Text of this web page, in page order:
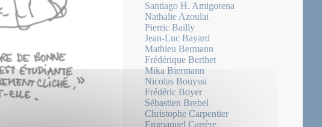
Santiago H. Amigorena
Nathalie Azoulai
Pierric Bailly
Jean-Luc Bayard
Mathieu Bermann
Frédérique Berthet
Mika Biermann
Nicolas Bouyssi
Frédéric Boyer
Sébastien Brebel
Christophe Carpentier
Emmanuel Carrère